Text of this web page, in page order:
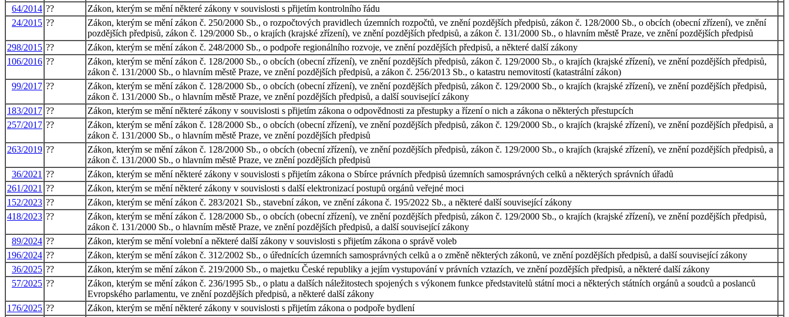
64/2014 ??
Zákon, kterým se mění některé zákony v souvislosti s přijetím kontrolního řádu
24/2015 ??
Zákon, kterým se mění zákon č. 250/2000 Sb., o rozpočtových pravidlech územních rozpočtů, ve znění pozdějších předpisů, zákon č. 128/2000 Sb., o obcích (obecní zřízení), ve znění
pozdějších předpisů, zákon č. 129/2000 Sb., o krajích (krajské zřízení), ve znění pozdějších předpisů, a zákon č. 131/2000 Sb., o hlavním městě Praze, ve znění pozdějších předpisů
298/2015 ??
Zákon, kterým se mění zákon č. 248/2000 Sb., o podpoře regionálního rozvoje, ve znění pozdějších předpisů, a některé další zákony
106/2016 ??
Zákon, kterým se mění zákon č. 128/2000 Sb., o obcích (obecní zřízení), ve znění pozdějších předpisů, zákon č. 129/2000 Sb., o krajích (krajské zřízení), ve znění pozdějších předpisů,
zákon č. 131/2000 Sb., o hlavním městě Praze, ve znění pozdějších předpisů, a zákon č. 256/2013 Sb., o katastru nemovitostí (katastrální zákon)
99/2017 ??
Zákon, kterým se mění zákon č. 128/2000 Sb., o obcích (obecní zřízení), ve znění pozdějších předpisů, zákon č. 129/2000 Sb., o krajích (krajské zřízení), ve znění pozdějších předpisů,
zákon č. 131/2000 Sb., o hlavním městě Praze, ve znění pozdějších předpisů, a další související zákony
183/2017 ??
Zákon, kterým se mění některé zákony v souvislosti s přijetím zákona o odpovědnosti za přestupky a řízení o nich a zákona o některých přestupcích
257/2017 ??
Zákon, kterým se mění zákon č. 128/2000 Sb., o obcích (obecní zřízení), ve znění pozdějších předpisů, zákon č. 129/2000 Sb., o krajích (krajské zřízení), ve znění pozdějších předpisů, a
zákon č. 131/2000 Sb., o hlavním městě Praze, ve znění pozdějších předpisů
263/2019 ??
Zákon, kterým se mění zákon č. 128/2000 Sb., o obcích (obecní zřízení), ve znění pozdějších předpisů, zákon č. 129/2000 Sb., o krajích (krajské zřízení), ve znění pozdějších předpisů, a
zákon č. 131/2000 Sb., o hlavním městě Praze, ve znění pozdějších předpisů
36/2021 ??
Zákon, kterým se mění některé zákony v souvislosti s přijetím zákona o Sbírce právních předpisů územních samosprávných celků a některých správních úřadů
261/2021 ??
Zákon, kterým se mění některé zákony v souvislosti s další elektronizací postupů orgánů veřejné moci
152/2023 ??
Zákon, kterým se mění zákon č. 283/2021 Sb., stavební zákon, ve znění zákona č. 195/2022 Sb., a některé další související zákony
418/2023 ??
Zákon, kterým se mění zákon č. 128/2000 Sb., o obcích (obecní zřízení), ve znění pozdějších předpisů, zákon č. 129/2000 Sb., o krajích (krajské zřízení), ve znění pozdějších předpisů,
zákon č. 131/2000 Sb., o hlavním městě Praze, ve znění pozdějších předpisů, a další související zákony
89/2024 ??
Zákon, kterým se mění volební a některé další zákony v souvislosti s přijetím zákona o správě voleb
196/2024 ??
Zákon, kterým se mění zákon č. 312/2002 Sb., o úřednících územních samosprávných celků a o změně některých zákonů, ve znění pozdějších předpisů, a další související zákony
36/2025 ??
Zákon, kterým se mění zákon č. 219/2000 Sb., o majetku České republiky a jejím vystupování v právních vztazích, ve znění pozdějších předpisů, a některé další zákony
57/2025 ??
Zákon, kterým se mění zákon č. 236/1995 Sb., o platu a dalších náležitostech spojených s výkonem funkce představitelů státní moci a některých státních orgánů a soudců a poslanců
Evropského parlamentu, ve znění pozdějších předpisů, a některé další zákony
176/2025 ??
Zákon, kterým se mění některé zákony v souvislosti s přijetím zákona o podpoře bydlení